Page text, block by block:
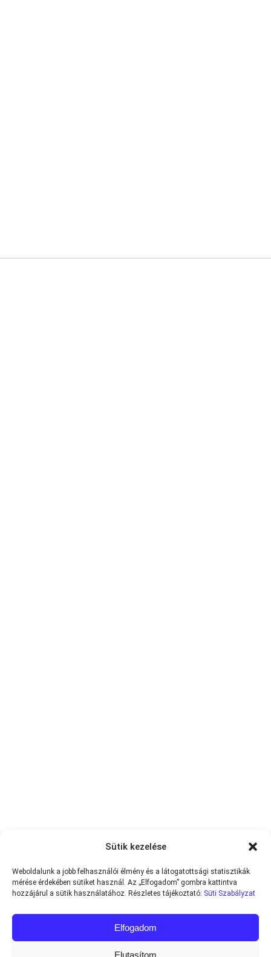
Sütik kezelése
Weboldalunk a jobb felhasználói élmény és a látogatottsági statisztikák
mérése érdekében sütiket használ. Az „Elfogadom” gombra kattintva
hozzájárul a sütik használatához. Részletes tájékoztató: Süti Szabályzat
Elfogadom
Elutasítom